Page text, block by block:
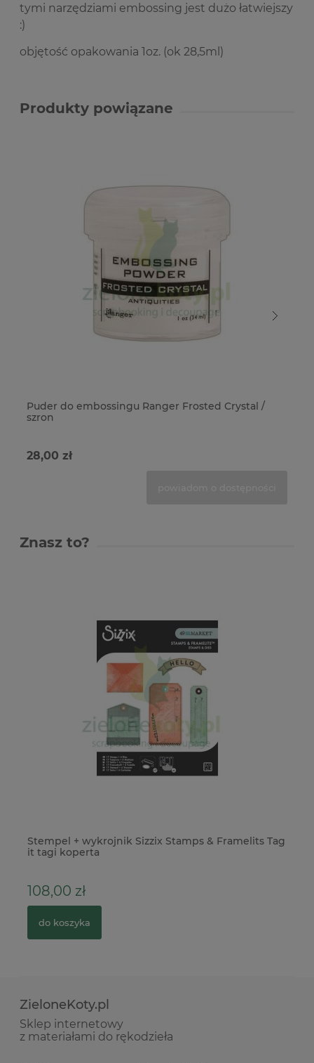
tymi narzędziami embossing jest dużo łatwiejszy
:)
objętość opakowania 1oz. (ok 28,5ml)
Produkty powiązane
Puder do embossingu Ranger Frosted Crystal /
szron
28,00 zł
Znasz to?
Stempel + wykrojnik Sizzix Stamps & Framelits Tag
it tagi koperta
108,00 zł
do koszyka
ZieloneKoty.pl
Sklep internetowy
z materiałami do rękodzieła